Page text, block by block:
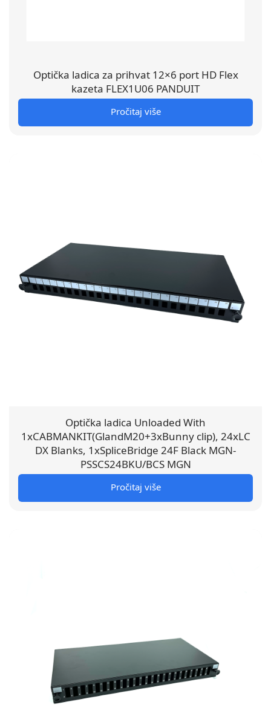
Optička ladica za prihvat 12×6 port HD Flex
kazeta FLEX1U06 PANDUIT
Pročitaj više
Optička ladica Unloaded With
1xCABMANKIT(GlandM20+3xBunny clip), 24xLC
DX Blanks, 1xSpliceBridge 24F Black MGN-
PSSCS24BKU/BCS MGN
Pročitaj više